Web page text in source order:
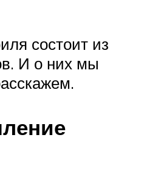
состоит из
И о них мы